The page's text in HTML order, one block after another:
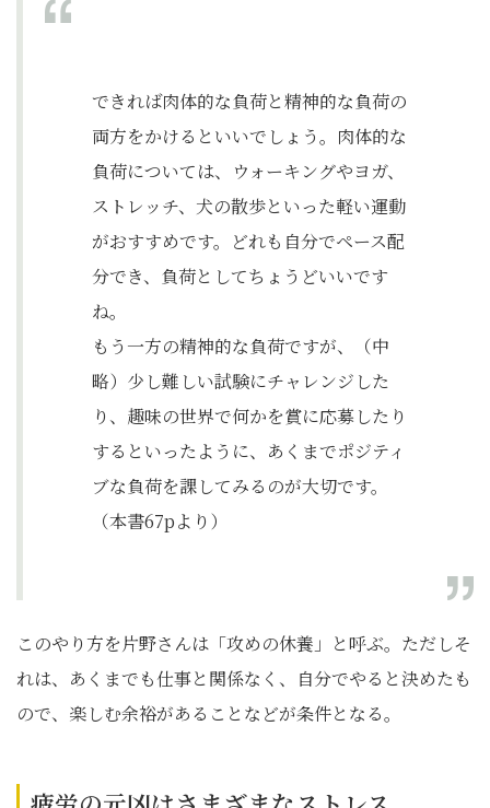
できれば肉体的な負荷と精神的な負荷の
両方をかけるといいでしょう。肉体的な
負荷については、ウォーキングやヨガ、
ストレッチ、犬の散歩といった軽い運動
がおすすめです。どれも自分でペース配
分でき、負荷としてちょうどいいです
ね。
もう一方の精神的な負荷ですが、（中
略）少し難しい試験にチャレンジした
り、趣味の世界で何かを賞に応募したり
するといったように、あくまでポジティ
ブな負荷を課してみるのが大切です。
（本書67pより）
このやり方を片野さんは「攻めの休養」と呼ぶ。ただしそ
れは、あくまでも仕事と関係なく、自分でやると決めたも
ので、楽しむ余裕があることなどが条件となる。